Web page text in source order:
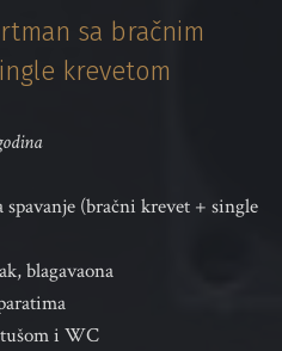
sa bračnim
krevetom
(bračni krevet + single
blagavaona
i WC